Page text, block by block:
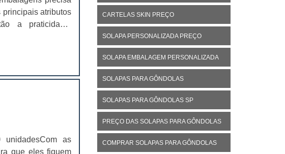
principais atributos
a praticidade,
unidadesCom as
que eles fiquem
CARTELAS SKIN PREÇO
SOLAPA PERSONALIZADA PREÇO
SOLAPA EMBALAGEM PERSONALIZADA
SOLAPAS PARA GÔNDOLAS
SOLAPAS PARA GÔNDOLAS SP
PREÇO DAS SOLAPAS PARA GÔNDOLAS
COMPRAR SOLAPAS PARA GÔNDOLAS